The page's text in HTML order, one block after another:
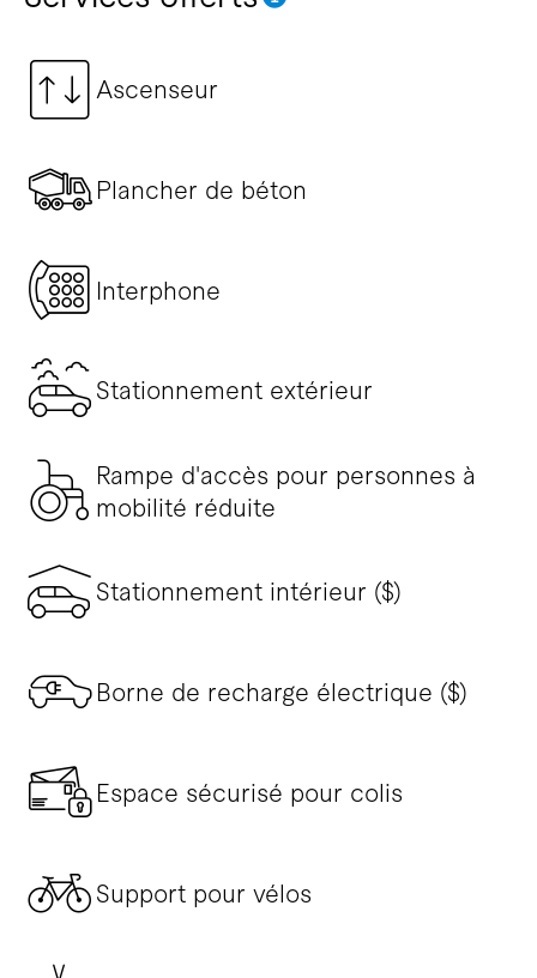
Ascenseur
Plancher de béton
Interphone
Stationnement extérieur
Rampe d'accès pour personnes à
mobilité réduite
Stationnement intérieur ($)
Borne de recharge électrique ($)
Espace sécurisé pour colis
Support pour vélos